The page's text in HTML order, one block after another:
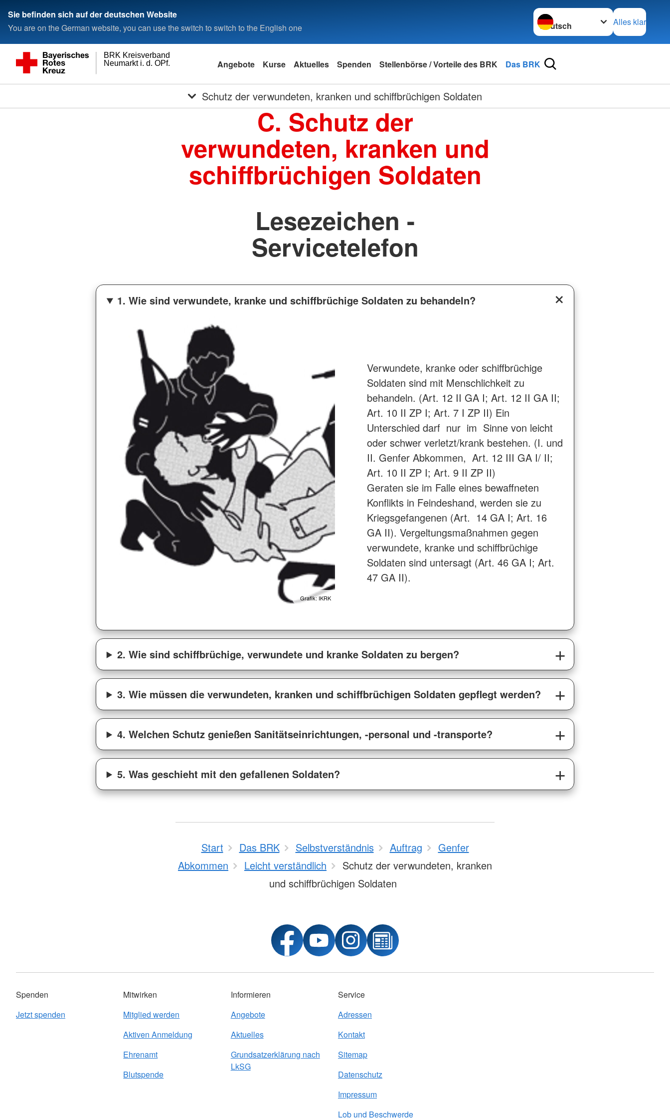
Sie befinden sich auf der deutschen Website
You are on the German website, you can use the switch to switch to the English one
Sprache wechseln zu
Alles klar
Neumarkt i. d. OPf.
BRK Kreisverband
Angebote Kurse Aktuelles Spenden Stellenbörse / Vorteile des BRK Das BRK
Schutz der verwundeten, kranken und schiffbrüchigen Soldaten
C. Schutz der
verwundeten, kranken und
schiffbrüchigen Soldaten
Lesezeichen -
Servicetelefon
1. Wie sind verwundete, kranke und schiffbrüchige Soldaten zu behandeln?
Grafik: IKRK
Verwundete, kranke oder schiffbrüchige
Soldaten sind mit Menschlichkeit zu
behandeln. (Art. 12 II GA I; Art. 12 II GA II;
Art. 10 II ZP I; Art. 7 I ZP II) Ein
Unterschied darf nur im Sinne von leicht
oder schwer verletzt/krank bestehen. (I. und
II. Genfer Abkommen, Art. 12 III GA I/ II;
Art. 10 II ZP I; Art. 9 II ZP II)
Geraten sie im Falle eines bewaffneten
Konflikts in Feindeshand, werden sie zu
Kriegsgefangenen (Art. 14 GA I; Art. 16
GA II). Vergeltungsmaßnahmen gegen
verwundete, kranke und schiffbrüchige
Soldaten sind untersagt (Art. 46 GA I; Art.
47 GA II).
2. Wie sind schiffbrüchige, verwundete und kranke Soldaten zu bergen?
3. Wie müssen die verwundeten, kranken und schiffbrüchigen Soldaten gepflegt werden?
4. Welchen Schutz genießen Sanitätseinrichtungen, -personal und -transporte?
5. Was geschieht mit den gefallenen Soldaten?
Start Das BRK Selbstverständnis Auftrag
Genfer
Abkommen
Leicht verständlich
Schutz der verwundeten, kranken
und schiffbrüchigen Soldaten
Spenden
Jetzt spenden
Mitwirken
Mitglied werden
Aktiven Anmeldung
Ehrenamt
Blutspende
Informieren
Angebote
Aktuelles
Grundsatzerklärung nach
LkSG
Service
Adressen
Kontakt
Sitemap
Datenschutz
Impressum
Lob und Beschwerde